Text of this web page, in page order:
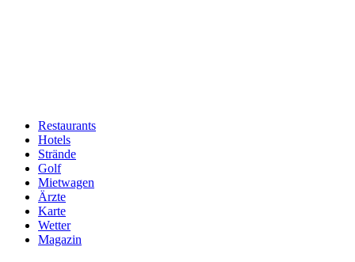
Hauptnavigation
Restaurants
Hotels
Strände
Golf
Mietwagen
Ärzte
Karte
Wetter
Magazin